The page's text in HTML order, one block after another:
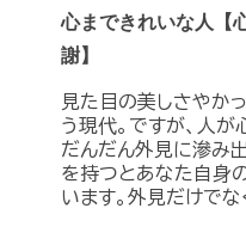
心まできれいな人【
謝】
見た目の美しさやか
う現代。ですが、人
だんだん外見に滲み
を持つとあなた自身
います。外見だけでな